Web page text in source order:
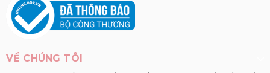
VỀ CHÚNG TÔI